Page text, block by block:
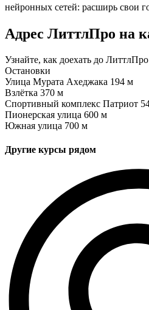
нейронных сетей: расширь свои
Адрес ЛиттлПро на
Узнайте, как доехать до
Остановки
Улица Мурата Ахеджака 194 м
Взлётка 370 м
Спортивный комплекс Патриот
Пионерская улица 600 м
Южная улица 700 м
Другие курсы рядом